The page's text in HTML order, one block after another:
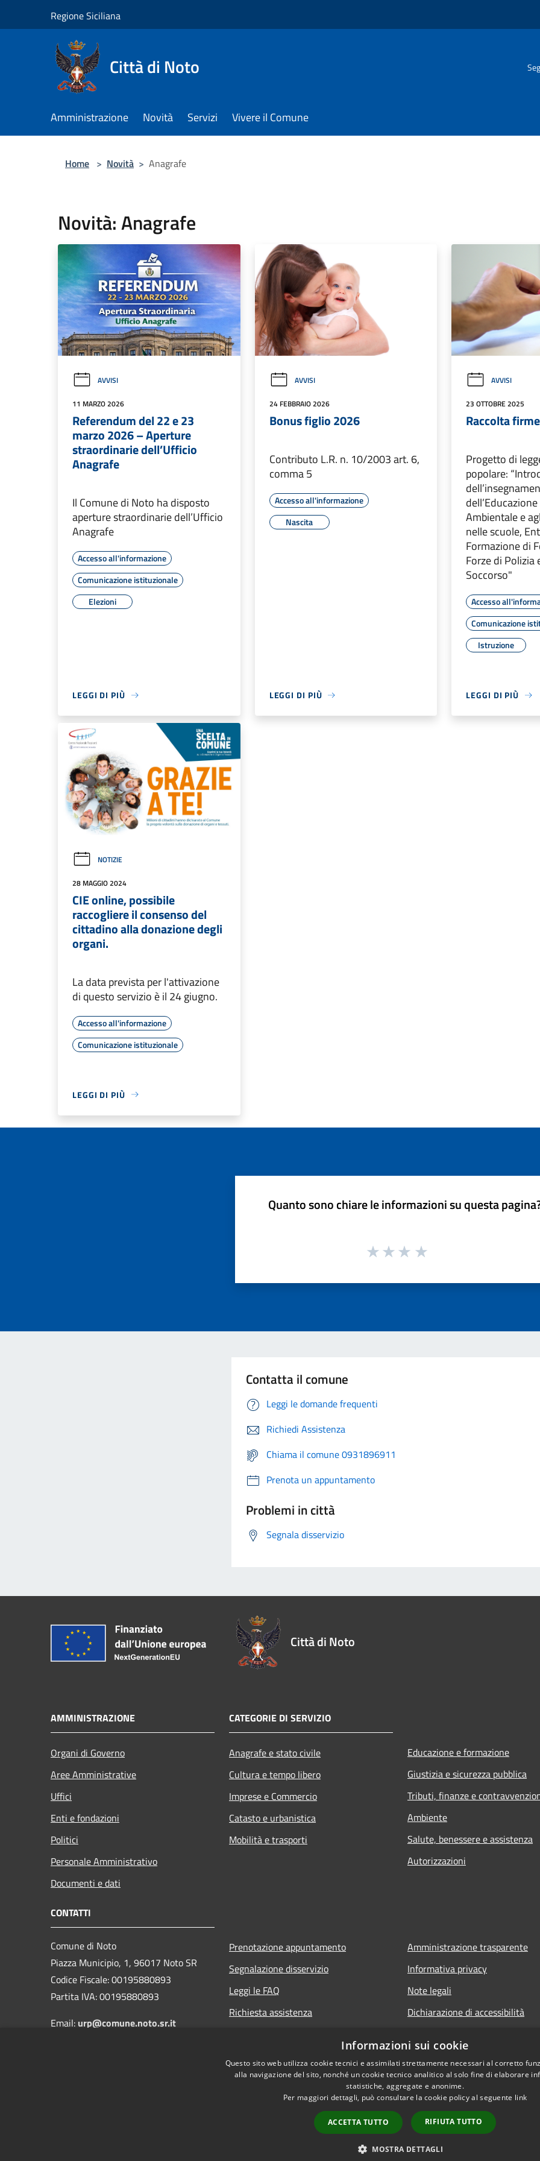
Regione Siciliana
Città di Noto
Amministrazione Novità Servizi Vivere il Comune
Home > Novità > Anagrafe
Novità: Anagrafe
AVVISI
11 MARZO 2026
Referendum del 22 e 23
marzo 2026 – Aperture
straordinarie dell’Ufficio
Anagrafe
Il Comune di Noto ha disposto
aperture straordinarie dell’Ufficio
Anagrafe
Accesso all'informazione
Comunicazione istituzionale
Elezioni
LEGGI DI PIÙ
AVVISI
24 FEBBRAIO 2026
Bonus figlio 2026
Contributo L.R. n. 10/2003 art. 6,
comma 5
Accesso all'informazione
Nascita
LEGGI DI PIÙ
AVVISI
23 OTTOBRE 2025
Raccolta
Progetto di
popolare:
Ambientale e
nelle scuole,
Formazione di
Forze di Polizia
Soccorso"
Accesso
Comunicazione
Istruzione
LEGGI DI PIÙ
NOTIZIE
28 MAGGIO 2024
CIE online, possibile
raccogliere il consenso del
cittadino alla donazione degli
organi.
La data prevista per l'attivazione
di questo servizio è il 24 giugno.
Accesso all'informazione
Comunicazione istituzionale
LEGGI DI PIÙ
Quanto sono chiare le informazioni su questa
Contatta il comune
Leggi le domande frequenti
Richiedi Assistenza
Chiama il comune 0931896911
Prenota un appuntamento
Problemi in città
Segnala disservizio
Città di Noto
AMMINISTRAZIONE
Organi di Governo
Aree Amministrative
Uffici
Enti e fondazioni
Politici
Personale Amministrativo
Documenti e dati
CATEGORIE DI SERVIZIO
Anagrafe e stato civile
Cultura e tempo libero
Imprese e Commercio
Catasto e urbanistica
Mobilità e trasporti
Educazione e formazione
Giustizia e sicurezza pubblica
Tributi, finanze e
Ambiente
Salute, benessere e assistenza
Autorizzazioni
CONTATTI
Comune di Noto
Piazza Municipio, 1, 96017 Noto SR
Codice Fiscale: 00195880893
Partita IVA: 00195880893
Email: urp@comune.noto.sr.it
Prenotazione appuntamento
Segnalazione disservizio
Leggi le FAQ
Richiesta assistenza
Amministrazione trasparente
Informativa privacy
Note legali
Dichiarazione di accessibilità
Informazioni sui cookie
Questo sito web utilizza cookie tecnici e assimilati strettamente necessari al corretto
alla navigazione del sito, nonché un cookie tecnico analitico al solo fine di elaborare
statistiche, aggregate e anonime.
Per maggiori dettagli, può consultare la cookie policy al seguente link
ACCETTA TUTTO RIFIUTA TUTTO
MOSTRA DETTAGLI